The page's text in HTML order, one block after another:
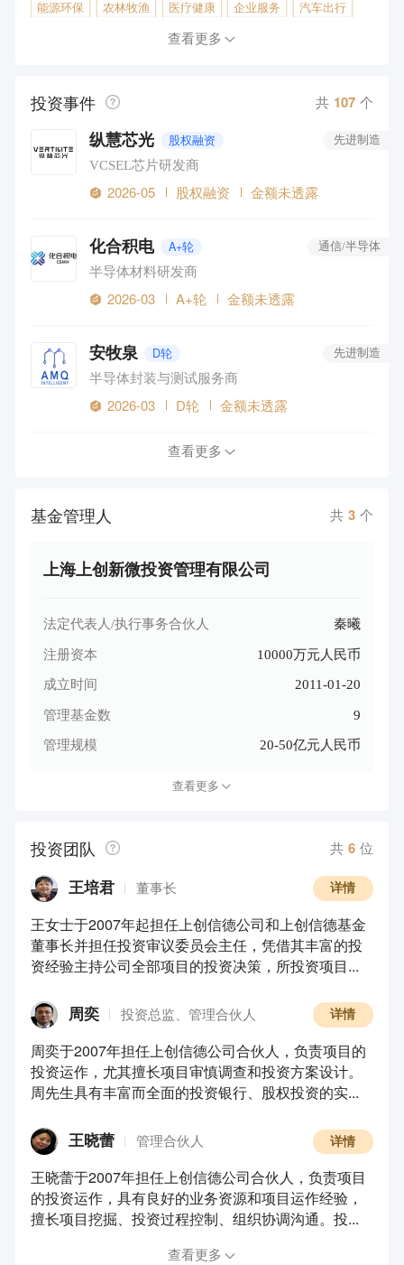
能源环保 农林牧渔 医疗健康 企业服务 汽车出行
智能硬件 金融
查看更多
投资事件 共 107 个
纵慧芯光 股权融资
VCSEL芯片研发商
先进制造
2026-05 股权融资 金额未透露
化合积电 A+轮
半导体材料研发商
通信/半导体
2026-03 A+轮 金额未透露
安牧泉 D轮
半导体封装与测试服务商
先进制造
2026-03 D轮 金额未透露
查看更多
基金管理人 共 3 个
上海上创新微投资管理有限公司
法定代表人/执行事务合伙人 秦曦
注册资本 10000万元人民币
成立时间 2011-01-20
管理基金数 9
管理规模 20-50亿元人民币
查看更多
投资团队 共 6 位
王培君 董事长
王女士于2007年起担任上创信德公司和上创信德基金
董事长并担任投资审议委员会主任，凭借其丰富的投
资经验主持公司全部项目的投资决策，所投资项目...
详情
周奕 投资总监、管理合伙人
周奕于2007年担任上创信德公司合伙人，负责项目的
投资运作，尤其擅长项目审慎调查和投资方案设计。
周先生具有丰富而全面的投资银行、股权投资的实...
详情
王晓蕾 管理合伙人
王晓蕾于2007年担任上创信德公司合伙人，负责项目
的投资运作，具有良好的业务资源和项目运作经验，
擅长项目挖掘、投资过程控制、组织协调沟通。投...
详情
查看更多